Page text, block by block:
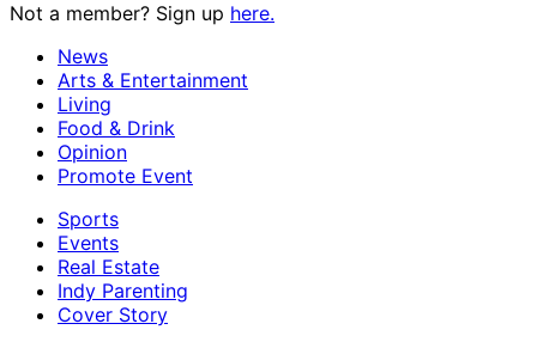
Not a member? Sign up here.
News
Arts & Entertainment
Living
Food & Drink
Opinion
Promote Event
Sports
Events
Real Estate
Indy Parenting
Cover Story